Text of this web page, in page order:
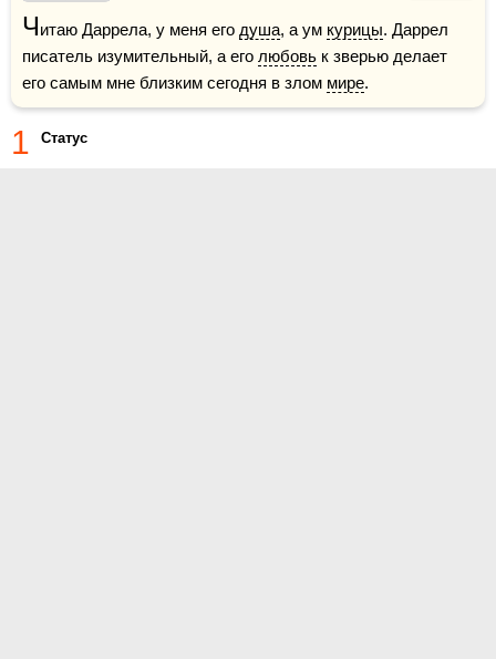
Читаю Даррела, у меня его душа, а ум курицы. Даррел
писатель изумительный, а его любовь к зверью делает
его самым мне близким сегодня в злом мире.
1 Статус